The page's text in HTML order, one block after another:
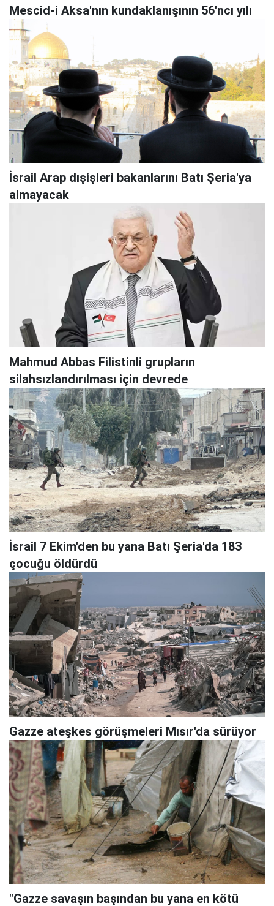
Mescid-i Aksa'nın kundaklanışının 56'ncı yılı
İsrail Arap dışişleri bakanlarını Batı Şeria'ya
almayacak
Mahmud Abbas Filistinli grupların
silahsızlandırılması için devrede
İsrail 7 Ekim'den bu yana Batı Şeria'da 183
çocuğu öldürdü
Gazze ateşkes görüşmeleri Mısır'da sürüyor
"Gazze savaşın başından bu yana en kötü